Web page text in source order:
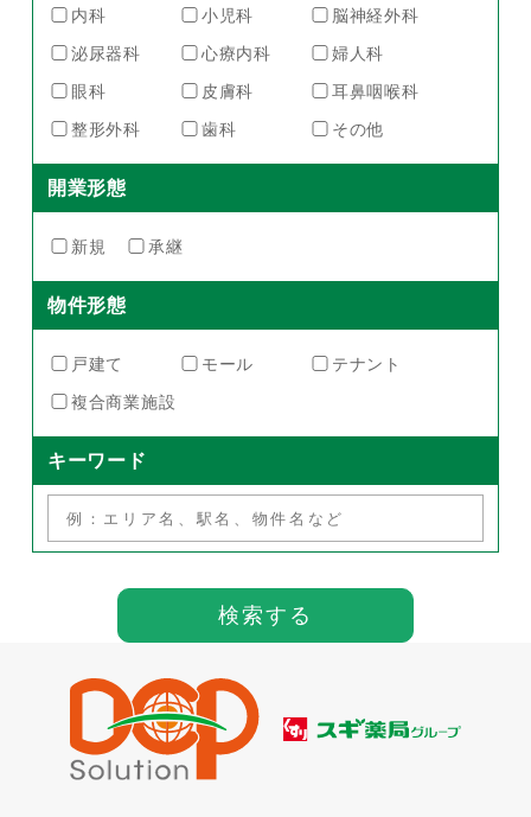
内科 小児科
脳神経外科
泌尿器科
心療内科
婦人科
眼科
皮膚科
耳鼻咽喉科
整形外科
歯科 その他
開業形態
新規 承継
物件形態
戸建て モール
テナント
複合商業施設
キーワード
検索する